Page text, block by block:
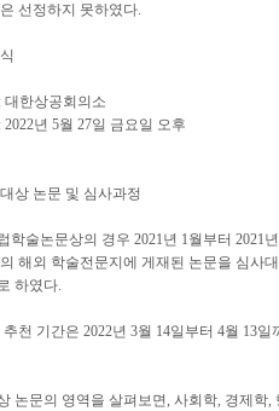
선정하지 못하였다.
대한상공회의소
2022년 5월 27일 금요일 오후
상 논문 및 심사과정
학술논문상의 경우 2021년 1월부터 2021
해외 학술전문지에 게재된 논문을 심사
하였다.
추천 기간은 2022년 3월 14일부터 4월 13
논문의 영역을 살펴보면, 사회학, 경제학